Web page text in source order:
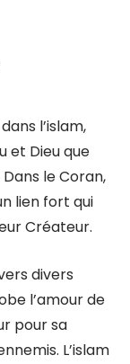
l’islam,
et Dieu que
le Coran,
lien fort qui
Créateur.
divers
l’amour de
pour sa
L’islam